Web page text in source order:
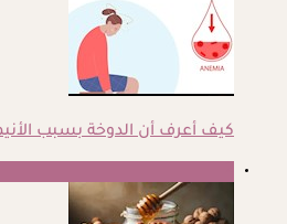
كيف أعرف أن الدوخة بسبب